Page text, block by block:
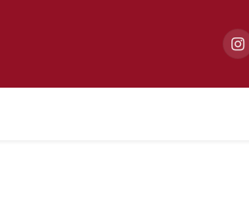
الانستغرام